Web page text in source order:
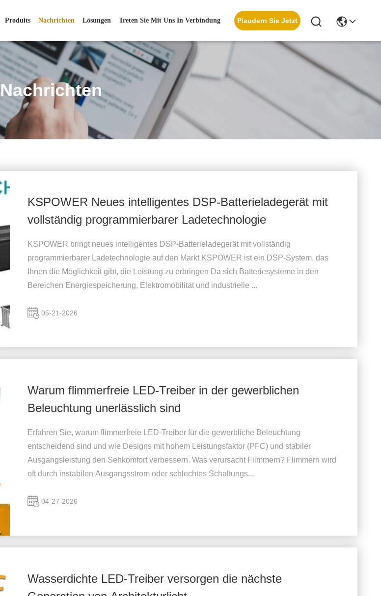
Produits Nachrichten Lösungen Treten Sie Mit Uns In Verbindung Plaudern Sie Jetzt
Nachrichten
KSPOWER Neues intelligentes DSP-Batterieladegerät mit
vollständig programmierbarer Ladetechnologie
KSPOWER bringt neues intelligentes DSP-Batterieladegerät mit vollständig
programmierbarer Ladetechnologie auf den Markt KSPOWER ist ein DSP-System, das
Ihnen die Möglichkeit gibt, die Leistung zu erbringen Da sich Batteriesysteme in den
Bereichen Energiespeicherung, Elektromobilität und industrielle ...
05-21-2026
Warum flimmerfreie LED-Treiber in der gewerblichen
Beleuchtung unerlässlich sind
Erfahren Sie, warum flimmerfreie LED-Treiber für die gewerbliche Beleuchtung
entscheidend sind und wie Designs mit hohem Leistungsfaktor (PFC) und stabiler
Ausgangsleistung den Sehkomfort verbessern. Was verursacht Flimmern? Flimmern wird
oft durch instabilen Ausgangsstrom oder schlechtes Schaltungs...
04-27-2026
Wasserdichte LED-Treiber versorgen die nächste